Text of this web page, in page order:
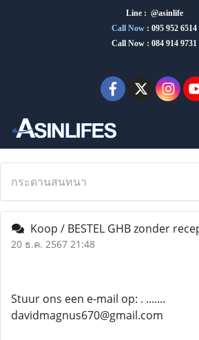
Line : @asinlife
Call Now : 095 952 6514
Call Now : 084 914 9731
กระดานสนทนา
Koop / BESTEL GHB zonder
20 ธ.ค. 2567 21:48
Stuur ons een e-mail op: . .......
davidmagnus670@gmail.com